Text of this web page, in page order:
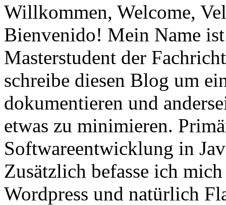
Willkommen, Welcome,
Bienvenido! Mein Name
Masterstudent der
schreibe diesen Blog um
dokumentieren und
etwas zu minimieren.
Softwareentwicklung in
Zusätzlich befasse ich
Wordpress und natürlich